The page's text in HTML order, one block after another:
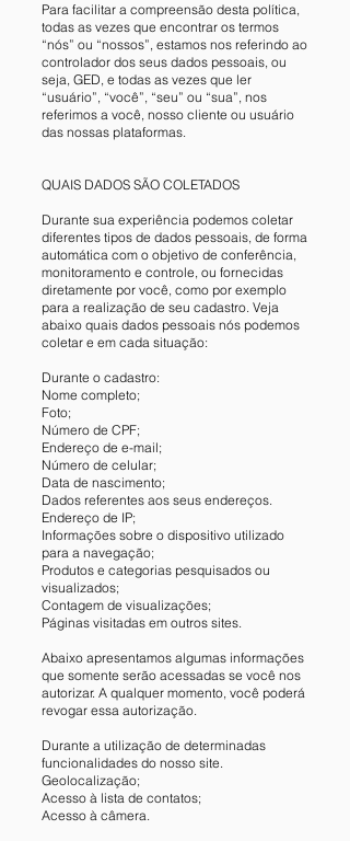
Para facilitar a compreensão desta política,
todas as vezes que encontrar os termos
“nós” ou “nossos”, estamos nos referindo ao
controlador dos seus dados pessoais, ou
seja, GED, e todas as vezes que ler
“usuário”, “você”, “seu” ou “sua”, nos
referimos a você, nosso cliente ou usuário
das nossas plataformas.
QUAIS DADOS SÃO COLETADOS
Durante sua experiência podemos coletar
diferentes tipos de dados pessoais, de forma
automática com o objetivo de conferência,
monitoramento e controle, ou fornecidas
diretamente por você, como por exemplo
para a realização de seu cadastro. Veja
abaixo quais dados pessoais nós podemos
coletar e em cada situação:
Durante o cadastro:
Nome completo;
Foto;
Número de CPF;
Endereço de e-mail;
Número de celular;
Data de nascimento;
Dados referentes aos seus endereços.
Endereço de IP;
Informações sobre o dispositivo utilizado
para a navegação;
Produtos e categorias pesquisados ou
visualizados;
Contagem de visualizações;
Páginas visitadas em outros sites.
Abaixo apresentamos algumas informações
que somente serão acessadas se você nos
autorizar. A qualquer momento, você poderá
revogar essa autorização.
Durante a utilização de determinadas
funcionalidades do nosso site.
Geolocalização;
Acesso à lista de contatos;
Acesso à câmera.